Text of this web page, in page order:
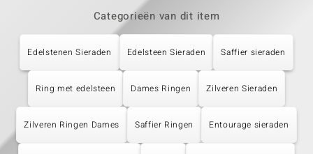
Categorieën van dit item
Edelstenen Sieraden Edelsteen Sieraden Saffier sieraden
Ring met edelsteen Dames Ringen Zilveren Sieraden
Zilveren Ringen Dames Saffier Ringen Entourage sieraden